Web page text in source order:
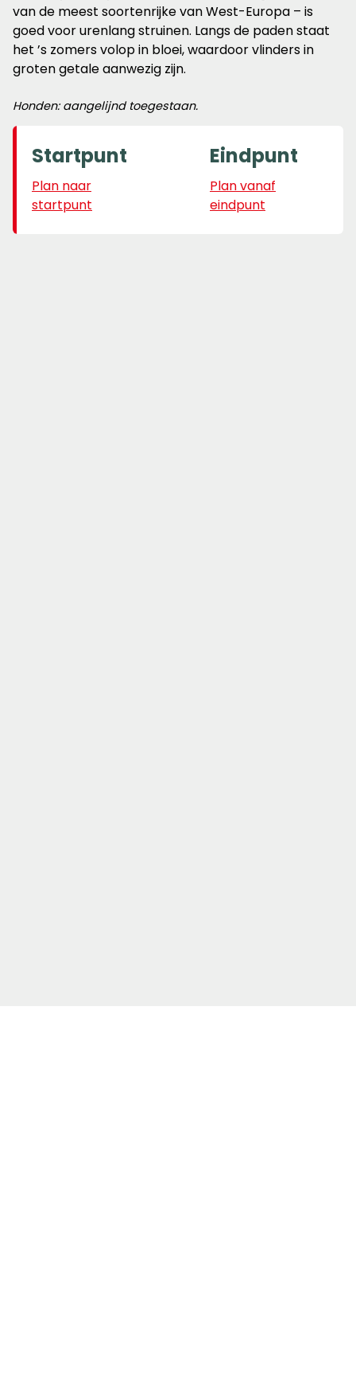
van de meest soortenrijke van West-Europa – is
goed voor urenlang struinen. Langs de paden staat
het ’s zomers volop in bloei, waardoor vlinders in
groten getale aanwezig zijn.
Honden: aangelijnd toegestaan.
Startpunt
Plan naar
startpunt
Eindpunt
Plan vanaf
eindpunt